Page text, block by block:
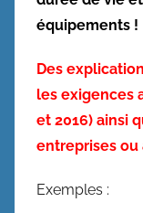
équipements !
Des
les exigences
et 2016) ainsi
entreprises ou
Exemples :